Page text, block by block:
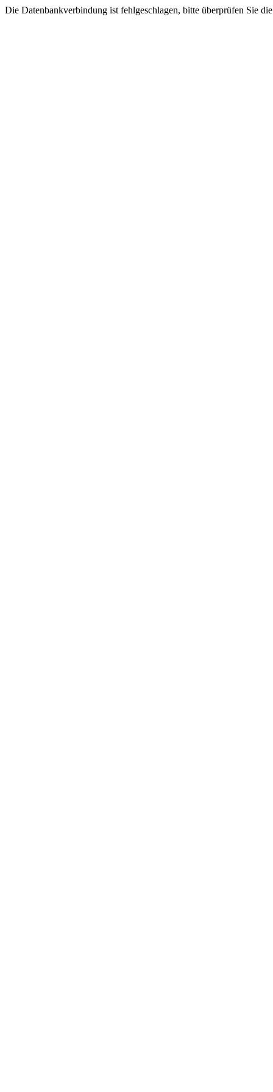
Die Datenbankverbindung ist fehlgeschlagen, bitte überprüfen Sie